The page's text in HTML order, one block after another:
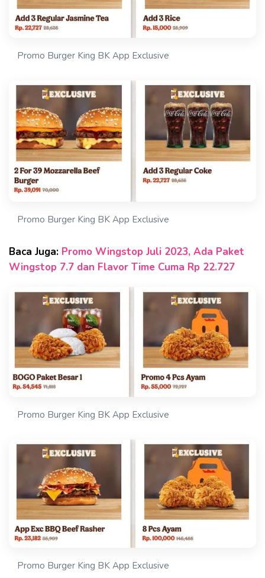
Promo Burger King BK App Exclusive
Promo Burger King BK App Exclusive
Baca Juga: Promo Wingstop Juli 2023, Ada Paket
Wingstop 7.7 dan Flavor Time Cuma Rp 22.727
Promo Burger King BK App Exclusive
Promo Burger King BK App Exclusive